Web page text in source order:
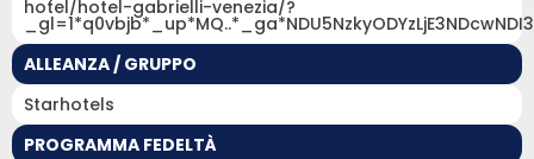
hotel/hotel-gabrielli-venezia/?
ALLEANZA / GRUPPO
Starhotels
PROGRAMMA FEDELTÀ